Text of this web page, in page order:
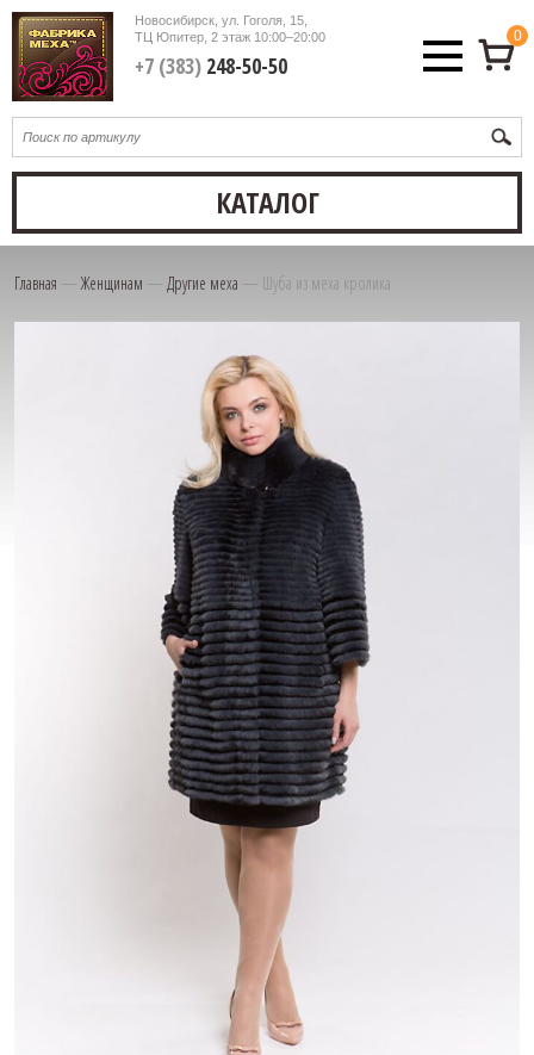
Новосибирск, ул. Гоголя, 15,
ТЦ Юпитер, 2 этаж10:00–20:00
+7 (383)248-50-50
0
КАТАЛОГ
Главная — Женщинам — Другие меха — Шуба из меха кролика